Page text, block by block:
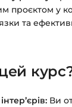
проєктом у
та
Ви